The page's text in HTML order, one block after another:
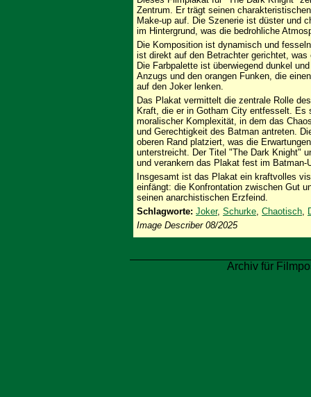
Zentrum. Er trägt seinen
Make-up auf. Die Szenerie ist düster und
im Hintergrund, was die bedrohliche
Die Komposition ist dynamisch und
ist direkt auf den Betrachter gerichtet,
Die Farbpalette ist überwiegend dunkel
Anzugs und den orangen Funken, die
auf den Joker lenken.
Das Plakat vermittelt die zentrale Rolle
Kraft, die er in Gotham City entfesselt. Es
moralischer Komplexität, in dem das
und Gerechtigkeit des Batman antreten.
oberen Rand platziert, was die
unterstreicht. Der Titel "The Dark Knight"
und verankern das Plakat fest im Batman-
Insgesamt ist das Plakat ein kraftvolles
einfängt: die Konfrontation zwischen Gut
seinen anarchistischen Erzfeind.
Schlagworte: Joker, Schurke, Chaotisch,
Image Describer 08/2025
Archiv für